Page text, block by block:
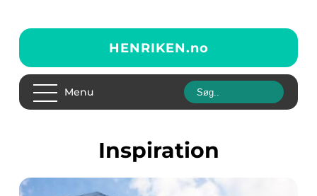
HENRIKEN.no
Menu
inspiration